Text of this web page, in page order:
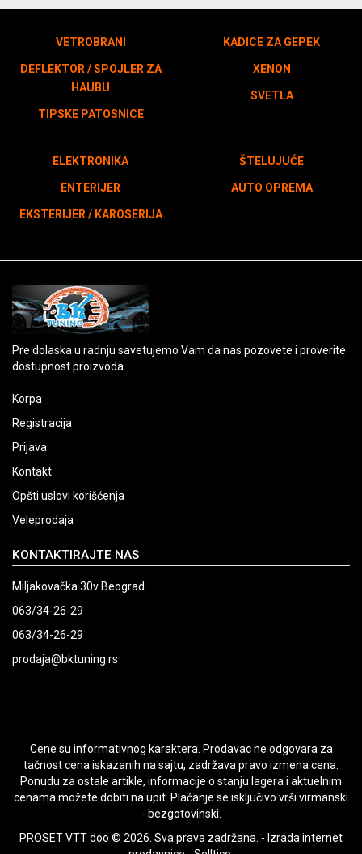
VETROBRANI
DEFLEKTOR / SPOJLER ZA
HAUBU
TIPSKE PATOSNICE
KADICE ZA GEPEK
XENON
SVETLA
ELEKTRONIKA
ENTERIJER
EKSTERIJER / KAROSERIJA
ŠTELUJUĆE
AUTO OPREMA
Pre dolaska u radnju savetujemo Vam da nas pozovete i proverite
dostupnost proizvoda.
Korpa
Registracija
Prijava
Kontakt
Opšti uslovi korišćenja
Veleprodaja
KONTAKTIRAJTE NAS
Miljakovačka 30v Beograd
063/34-26-29
063/34-26-29
prodaja@bktuning.rs
Cene su informativnog karaktera. Prodavac ne odgovara za
tačnost cena iskazanih na sajtu, zadržava pravo izmena cena.
Ponudu za ostale artikle, informacije o stanju lagera i aktuelnim
cenama možete dobiti na upit. Plaćanje se isključivo vrši virmanski
- bezgotovinski.
PROSET VTT doo © 2026. Sva prava zadržana. - Izrada internet